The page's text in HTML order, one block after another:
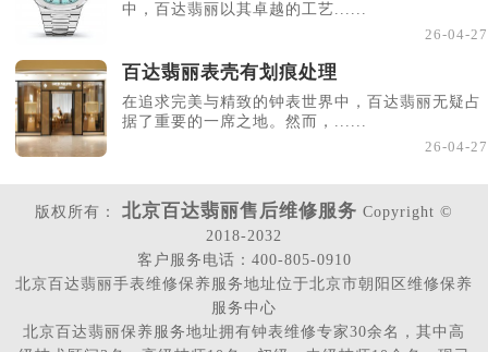
中，百达翡丽以其卓越的工艺......
26-04-27
百达翡丽表壳有划痕处理
在追求完美与精致的钟表世界中，百达翡丽无疑占
据了重要的一席之地。然而，......
26-04-27
版权所有： 北京百达翡丽售后维修服务 Copyright ©
2018-2032
客户服务电话：400-805-0910
北京百达翡丽手表维修保养服务地址位于北京市朝阳区维修保养
服务中心
北京百达翡丽保养服务地址拥有钟表维修专家30余名，其中高